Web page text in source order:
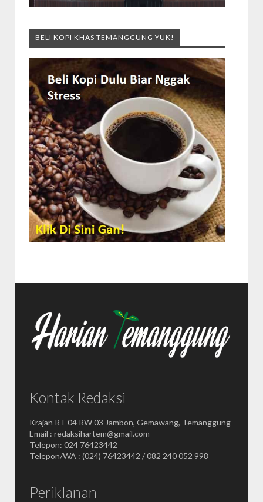
BELI KOPI KHAS TEMANGGUNG YUK!
Kontak Redaksi
Krajan RT 04 RW 03 Jambon, Gemawang, Temanggung
Email : redaksihartem@gmail.com
Telepon: 024 76423442
Telepon/WA : (024) 76423442 / 082 240 052 998
Periklanan